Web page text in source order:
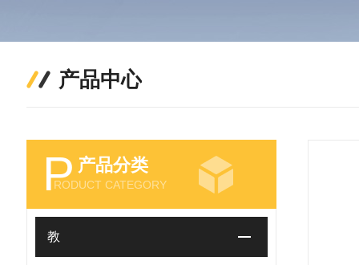
产品中心
P 产品分类
RODUCT CATEGORY
教